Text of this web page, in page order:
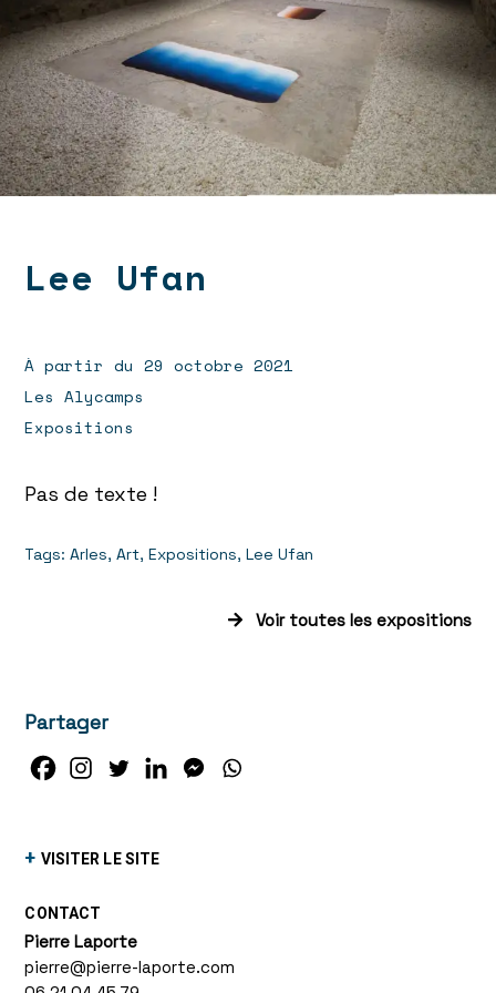
Lee Ufan
À partir du 29 octobre 2021
Les Alycamps
Expositions
Pas de texte !
Tags:Arles, Art, Expositions, Lee Ufan
Voir toutes les expositions
Partager
+ VISITER LE SITE
CONTACT
Pierre Laporte
pierre@pierre-laporte.com